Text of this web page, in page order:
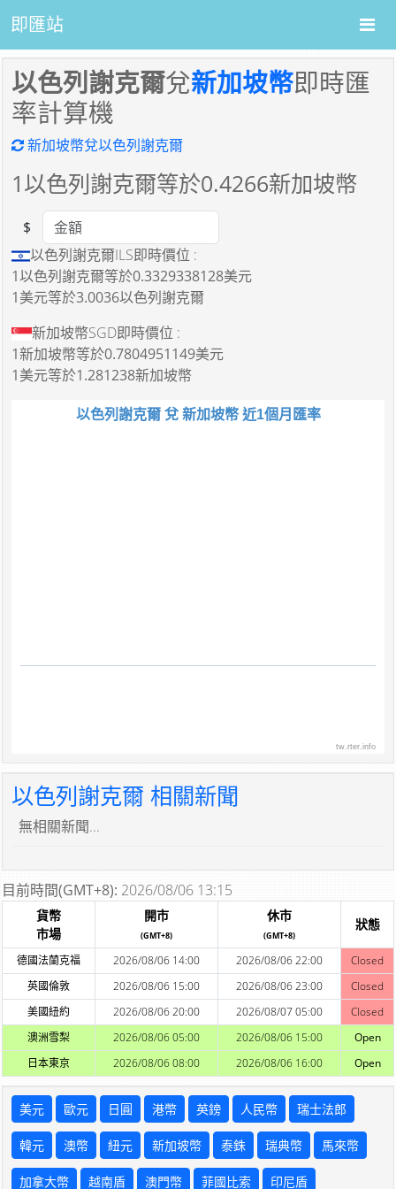
即匯站
以色列謝克爾兌新加坡幣即時匯
率計算機
新加坡幣兌以色列謝克爾
1以色列謝克爾等於0.4266新加坡幣
Amount
$
以色列謝克爾ILS即時價位 :
1以色列謝克爾等於0.3329338128美元
1美元等於3.0036以色列謝克爾
新加坡幣SGD即時價位 :
1新加坡幣等於0.7804951149美元
1美元等於1.281238新加坡幣
以色列謝克爾 兌 新加坡幣 近1個月匯率
tw.rter.info
以色列謝克爾 相關新聞
無相關新聞...
目前時間(GMT+8): 2026/08/06 13:15
貨幣
市場
開市
(GMT+8)
休市
(GMT+8)
狀態
德國法蘭克福 2026/08/06 14:00 2026/08/06 22:00
Closed
英國倫敦
2026/08/06 15:00 2026/08/06 23:00
Closed
美國紐約
2026/08/06 20:00 2026/08/07 05:00
Closed
澳洲雪梨
2026/08/06 05:00 2026/08/06 15:00
Open
日本東京
2026/08/06 08:00 2026/08/06 16:00 Open
美元 歐元 日圓 港幣 英鎊 人民幣 瑞士法郎
韓元 澳幣 紐元 新加坡幣 泰銖 瑞典幣 馬來幣
加拿大幣 越南盾 澳門幣 菲國比索 印尼盾